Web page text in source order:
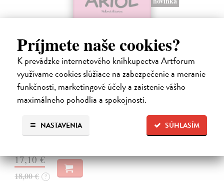
Príjmete naše cookies?
K prevádzke internetového kníhkupectva Artforum
využívame cookies slúžiace na zabezpečenie a meranie
funkčnosti, marketingové účely a zaistenie vášho
maximálneho pohodlia a spokojnosti.
SÚHLASÍM
NASTAVENIA
Ariol 4
Guibert Emmanuel| Kniha
PEŤULA je krásna a ako pekne vonia! Ariol sedí v triede rovno za ňou
a vo svojich myšlienkach ju zasýpa komplimentami. Dokonca si
predstavuje, ako jej hovorí, že ju miluje.
17,10 €
18,00 € ?